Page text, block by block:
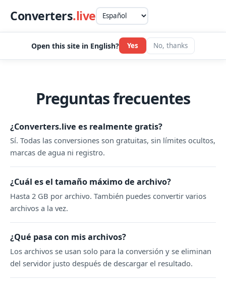
Converters.live
Open this site in English? Yes No, thanks
Preguntas frecuentes
¿Converters.live es realmente gratis?
Sí. Todas las conversiones son gratuitas, sin límites ocultos,
marcas de agua ni registro.
¿Cuál es el tamaño máximo de archivo?
Hasta 2 GB por archivo. También puedes convertir varios
archivos a la vez.
¿Qué pasa con mis archivos?
Los archivos se usan solo para la conversión y se eliminan
del servidor justo después de descargar el resultado.